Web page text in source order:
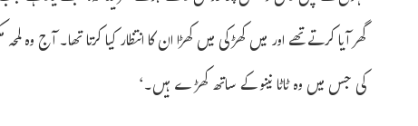
گھر آیا کرتے تھے اور میں کھڑکی میں کھڑا ان کا انتظار کیا کرتا تھا۔ آج
کی جس میں وہ ٹاٹا نینو کے ساتھ کھڑے ہیں۔‘